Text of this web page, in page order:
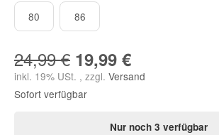
80
8686
24,99 € 19,99 €
inkl. 19% USt. , zzgl. Versand
Sofort verfügbar
Nur noch 3 verfügbar